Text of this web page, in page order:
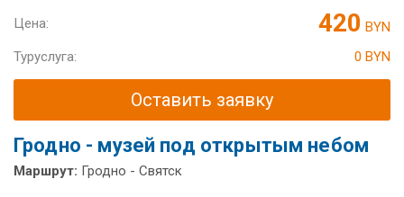
Цена: 420 BYN
Туруслуга:
0 BYN
Оставить заявку
Гродно - музей под открытым небом
Маршрут: Гродно - Святск